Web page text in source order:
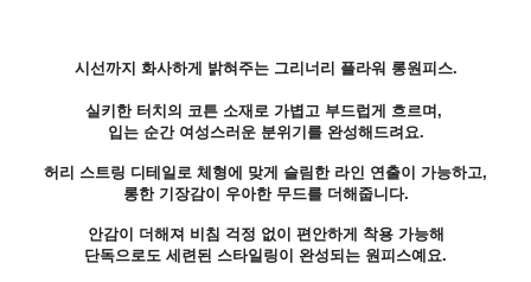
시선까지 화사하게 밝혀주는 그리너리 플라워 롱원피스.
실키한 터치의 코튼 소재로 가볍고 부드럽게 흐르며,
입는 순간 여성스러운 분위기를 완성해드려요.
허리 스트링 디테일로 체형에 맞게 슬림한 라인 연출이 가능하고,
롱한 기장감이 우아한 무드를 더해줍니다.
안감이 더해져 비침 걱정 없이 편안하게 착용 가능해
단독으로도 세련된 스타일링이 완성되는 원피스예요.